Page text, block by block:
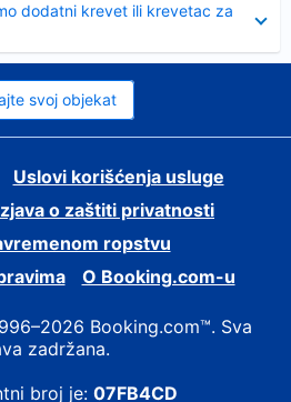
dodatni krevet ili krevetac za
svoj objekat
Uslovi korišćenja usluge
o zaštiti privatnosti
ropstvu
О Booking.com-u
Booking.com™. Sva
zadržana.
broj je: 07FB4CD